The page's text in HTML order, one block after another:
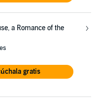
a Romance of the
gratis